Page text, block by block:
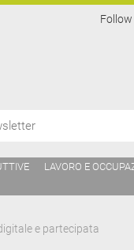
LAVORO E
e partecipata